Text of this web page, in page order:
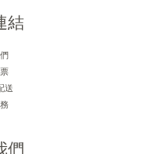
結
送
們